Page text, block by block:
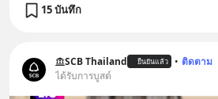
15 บันทึก
SCB Thailand ยืนยันแล้ว • ติดตาม
ได้รับการบูสต์